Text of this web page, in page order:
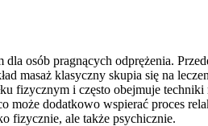
osób pragnących odprężenia.
masaż klasyczny skupia się na
fizycznym i często obejmuje techniki
może dodatkowo wspierać proces
fizycznie, ale także psychicznie.